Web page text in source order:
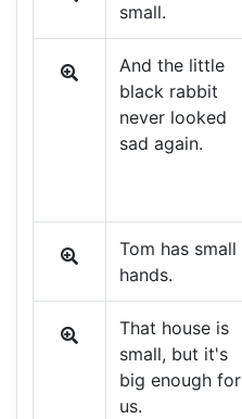
small.
And the little
black rabbit
never looked
sad again.
Tom has small
hands.
That house is
small, but it's
big enough for
us.